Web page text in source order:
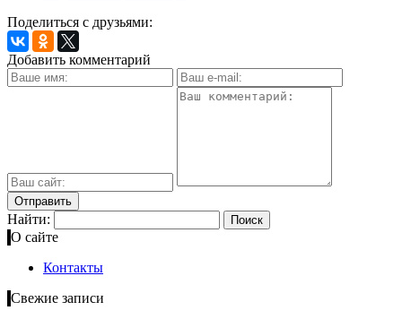
Поделиться с друзьями:
Добавить комментарий
Найти:
О сайте
Контакты
Свежие записи